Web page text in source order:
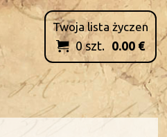
Twoja lista życzen
 0szt. 0.00 €